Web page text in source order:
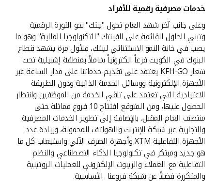
خدمات مصرفية رقمية للأفراد
وعلى جانب آخر شهد العام تحول "بيتك" نحو الثورة الرقمية
وتبني الحلول القائمة على الفينتك "التكنولوجيا المالية" وهو ما
يصب في خانة النمو الاستثنائي لبيتك، فلأول مرة يشهد قطاع
البنوك في الكويت فرعاً الكترونياً شاملاً بمنطقة إشبيلية تحت
شعار KFH-GO يعتمد على تقديم خدماتنا على مدار الساعة عبر
الأجهزة الإلكترونية ووسائل الخدمة الذاتية ودون الطريقة
الاعتيادية التي تعتمد على تلقي الخدمة من الموظفين وانتظار
الحصول عليها، ومن المتوقع افتتاح 10 فروع مماثلة حتى
منتصف العام المقبل، بالإضافة إلى تطوير الخدمات المصرفية
والتجارية عبر شبكة الإنترنت والهواتف المحمولة، وزيادة عدد
الأجهزة التفاعلية XTM وأجهزة الصرف الآلي واستيعاب كل ما
هو جديد ومبتكر في تكنولوجيا الذكاء الاصطناعي والنظم
التفاعلية مع العملاء والريبوت الإلكتروني للعمليات الروتينية
والمتكررة فضلاً عن شبكة فروعنا الأساسية.